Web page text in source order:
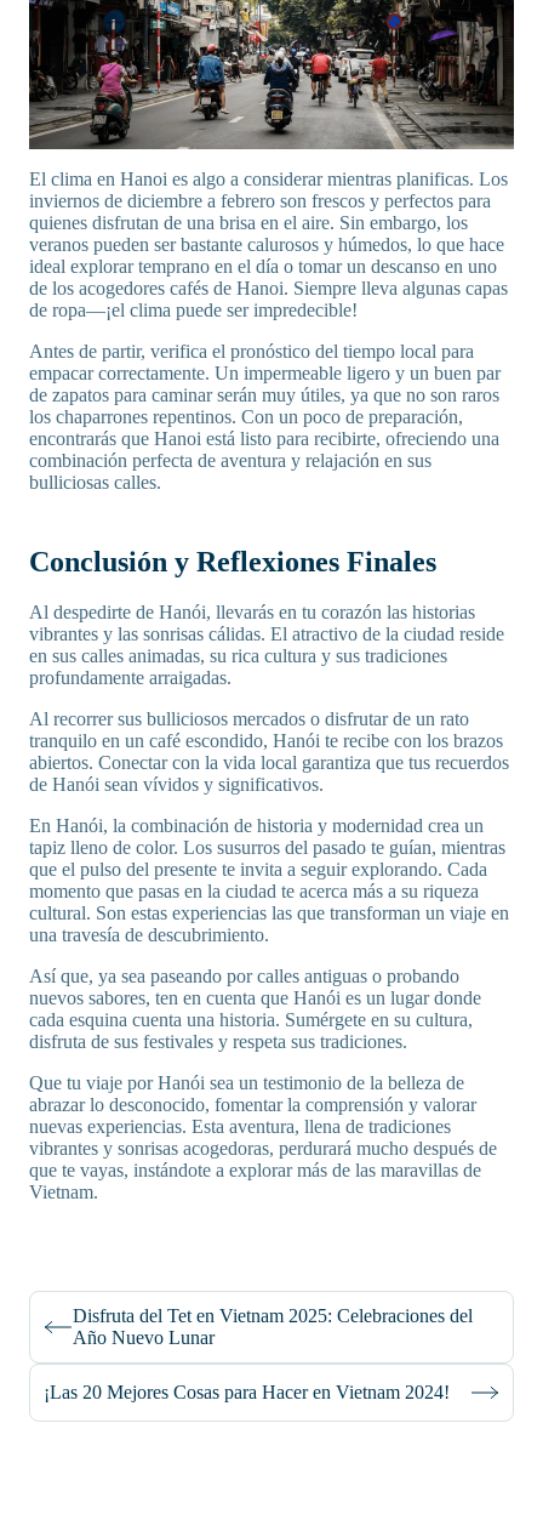
El clima en Hanoi es algo a considerar mientras planificas. Los
inviernos de diciembre a febrero son frescos y perfectos para
quienes disfrutan de una brisa en el aire. Sin embargo, los
veranos pueden ser bastante calurosos y húmedos, lo que hace
ideal explorar temprano en el día o tomar un descanso en uno
de los acogedores cafés de Hanoi. Siempre lleva algunas capas
de ropa—¡el clima puede ser impredecible!
Antes de partir, verifica el pronóstico del tiempo local para
empacar correctamente. Un impermeable ligero y un buen par
de zapatos para caminar serán muy útiles, ya que no son raros
los chaparrones repentinos. Con un poco de preparación,
encontrarás que Hanoi está listo para recibirte, ofreciendo una
combinación perfecta de aventura y relajación en sus
bulliciosas calles.
Conclusión y Reflexiones Finales
Al despedirte de Hanói, llevarás en tu corazón las historias
vibrantes y las sonrisas cálidas. El atractivo de la ciudad reside
en sus calles animadas, su rica cultura y sus tradiciones
profundamente arraigadas.
Al recorrer sus bulliciosos mercados o disfrutar de un rato
tranquilo en un café escondido, Hanói te recibe con los brazos
abiertos. Conectar con la vida local garantiza que tus recuerdos
de Hanói sean vívidos y significativos.
En Hanói, la combinación de historia y modernidad crea un
tapiz lleno de color. Los susurros del pasado te guían, mientras
que el pulso del presente te invita a seguir explorando. Cada
momento que pasas en la ciudad te acerca más a su riqueza
cultural. Son estas experiencias las que transforman un viaje en
una travesía de descubrimiento.
Así que, ya sea paseando por calles antiguas o probando
nuevos sabores, ten en cuenta que Hanói es un lugar donde
cada esquina cuenta una historia. Sumérgete en su cultura,
disfruta de sus festivales y respeta sus tradiciones.
Que tu viaje por Hanói sea un testimonio de la belleza de
abrazar lo desconocido, fomentar la comprensión y valorar
nuevas experiencias. Esta aventura, llena de tradiciones
vibrantes y sonrisas acogedoras, perdurará mucho después de
que te vayas, instándote a explorar más de las maravillas de
Vietnam.
Disfruta del Tet en Vietnam 2025: Celebraciones del
Año Nuevo Lunar
¡Las 20 Mejores Cosas para Hacer en Vietnam 2024!